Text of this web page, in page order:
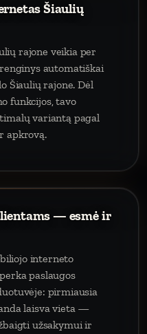
Šiaulių
rajone veikia per
automatiškai
Šiaulių rajone. Dėl
funkcijos, tavo
variantą pagal
apkrovą.
— esmė ir
interneto
paslaugos
pirmiausia
laisva vieta —
užsakymui ir